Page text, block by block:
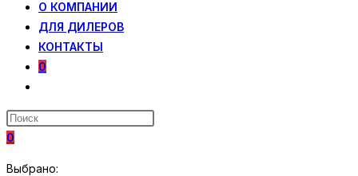
О КОМПАНИИ
ДЛЯ ДИЛЕРОВ
КОНТАКТЫ
0
ПО
САЙТУ
0
Выбрано: